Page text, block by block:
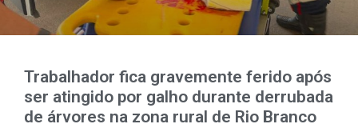
Trabalhador fica gravemente ferido após
ser atingido por galho durante derrubada
de árvores na zona rural de Rio Branco